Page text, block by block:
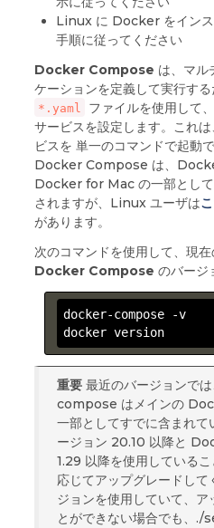
Linux に Docker をインス
手順に従ってください
Docker Compose は、マ
ケーションを定義して実行す
*.yaml
ファイルを使用して
サービスを設定します。これ
ビスを 単一のコマンドで起動
Docker Compose は、
Docker for Mac の一部として
されますが、Linux ユーザは
があります。
次のコマンドを使用して、現
Docker Compose のバージ
docker-compose -v
docker version
重要最近のバージョンで
compose はメインの
一部としてすでに含まれ
ージョン 20.10 以降と
1.29 以降を使用している
応じてアップグレードして
ジョンを使用していて、ア
とができない場合でも、./